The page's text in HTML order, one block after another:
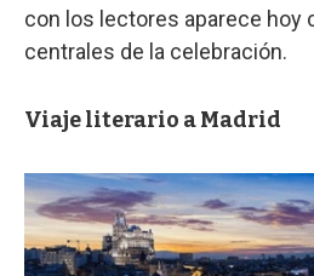
con los lectores aparece hoy
centrales de la celebración.
Viaje literario a Madrid